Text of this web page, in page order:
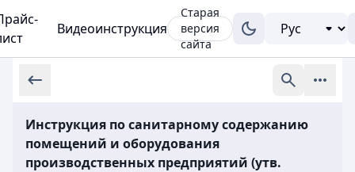
Видеоинструкция
Старая
версия
сайта
Инструкция по санитарному содержанию
помещений и оборудования
производственных предприятий (утв.